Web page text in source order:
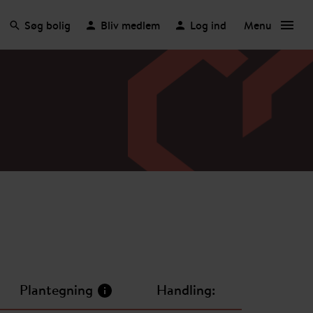
Søg bolig Bliv medlem Log ind Menu
Plantegning Handling: